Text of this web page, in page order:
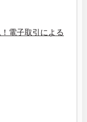
電子取引による